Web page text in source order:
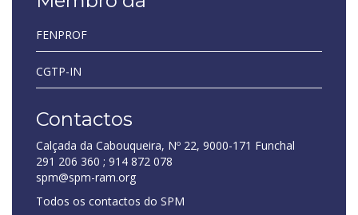
FENPROF
CGTP-IN
Contactos
Calçada da Cabouqueira, Nº 22, 9000-171 Funchal
291 206 360 ; 914 872 078
spm@spm-ram.org
Todos os contactos do SPM